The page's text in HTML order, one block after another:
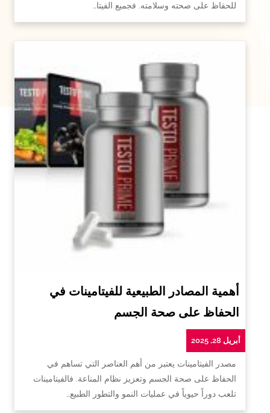
للحفاظ على صحته وسلامته. فجميع الفيتا…
أهمية المصادر الطبيعية للفيتامينات في
الحفاظ على صحة الجسم
أبريل 28, 2025
مصدر الفيتامينات يعتبر من أهم العناصر التي تساهم في
الحفاظ على صحة الجسم وتعزيز نظام المناعة. فالفيتامينات
تلعب دوراً حيوياً في عمليات النمو والتطور الطبيع…